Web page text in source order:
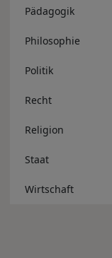
Pädagogik
Philosophie
Politik
Recht
Religion
Staat
Wirtschaft